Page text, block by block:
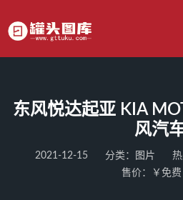
东风悦达起亚 KIA
风汽
2021-12-15 分类： 图片
售价：￥免费